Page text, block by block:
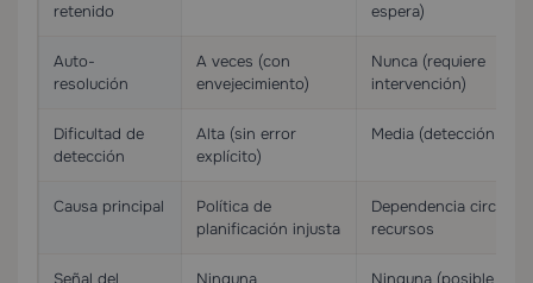
retenido
espera)
Auto-
resolución
A veces (con
envejecimiento)
Nunca (requiere
intervención)
Dificultad de
detección
Alta (sin error
explícito)
Media (detección de
Causa principal
Política de
planificación injusta
Dependencia circular
recursos
Señal del
Ninguna
Ninguna (posible soft